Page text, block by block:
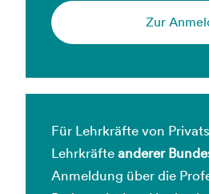
Zur
Für Lehrkräfte von
Lehrkräfteanderer
Anmeldung über die